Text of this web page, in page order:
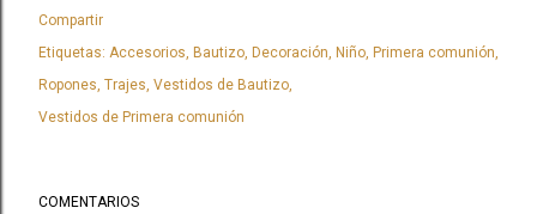
Compartir
Etiquetas: Accesorios Bautizo Decoración Niño Primera comunión
Ropones Trajes Vestidos de Bautizo
Vestidos de Primera comunión
COMENTARIOS